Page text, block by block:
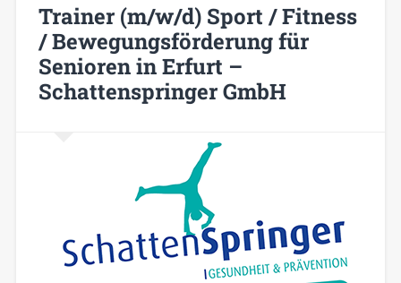
Trainer (m/w/d) Sport / Fitness
/ Bewegungsförderung für
Senioren in Erfurt –
Schattenspringer GmbH